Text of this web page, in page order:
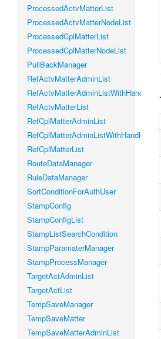
ProcessedActvMatterList
ProcessedActvMatterNodeList
ProcessedCplMatterList
ProcessedCplMatterNodeList
PullBackManager
RefActvMatterAdminList
RefActvMatterList
RefCplMatterAdminList
RefCplMatterList
RouteDataManager
RuleDataManager
SortConditionForAuthUser
StampConfig
StampConfigList
StampListSearchCondition
StampParamaterManager
StampProcessManager
TargetActAdminList
TargetActList
TempSaveManager
TempSaveMatter
TempSaveMatterAdminList